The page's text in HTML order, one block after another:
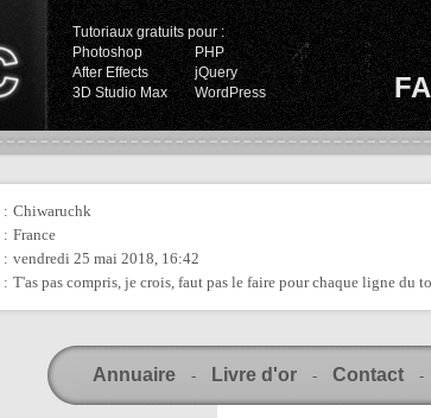
Tutoriaux gratuits pour :
Photoshop
PHP
After Effects
jQuery
3D Studio Max
WordPress
: Chiwaruchk
: France
: vendredi 25 mai 2018, 16:42
: T'as pas compris, je crois, faut pas le faire pour chaque ligne du
Annuaire - Livre d'or - Contact -